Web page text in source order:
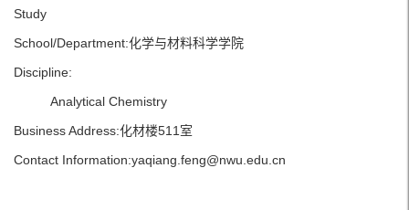
Study
School/Department:化学与材料科学学院
Discipline:
Analytical Chemistry
Business Address:化材楼511室
Contact Information:yaqiang.feng@nwu.edu.cn